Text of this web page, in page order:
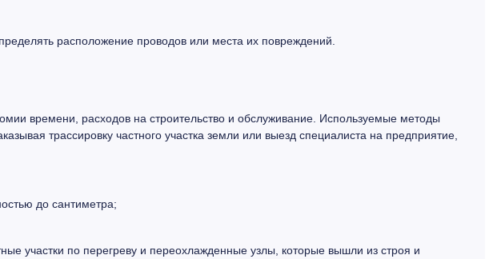
расположение проводов или места их повреждений.
времени, расходов на строительство и обслуживание. Используемые методы
трассировку частного участка земли или выезд специалиста на предприятие,
до сантиметра;
участки по перегреву и переохлажденные узлы, которые вышли из строя и